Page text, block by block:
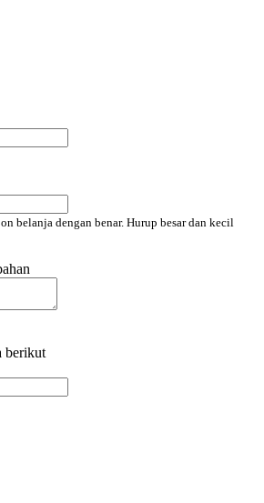
belanja dengan benar. Hurup besar dan kecil
berikut